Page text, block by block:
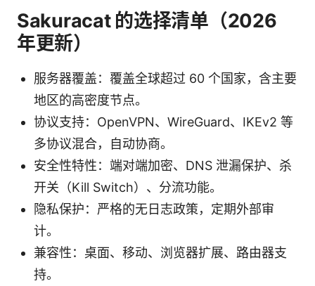
Sakuracat 的选择清单（2026
年更新）
服务器覆盖：覆盖全球超过 60 个国家，含主要
地区的高密度节点。
协议支持：OpenVPN、WireGuard、IKEv2 等
多协议混合，自动协商。
安全性特性：端对端加密、DNS 泄漏保护、杀
开关（Kill Switch）、分流功能。
隐私保护：严格的无日志政策，定期外部审
计。
兼容性：桌面、移动、浏览器扩展、路由器支
持。